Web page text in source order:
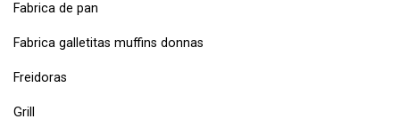
Fabrica de pan
Fabrica galletitas muffins donnas
Freidoras
Grill